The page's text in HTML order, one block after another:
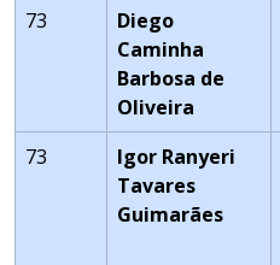
73
Diego
Caminha
Barbosa de
Oliveira
73
Igor Ranyeri
Tavares
Guimarães